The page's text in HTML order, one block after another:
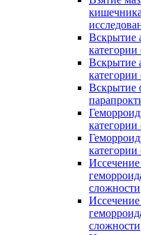
Вскрытие
Вскрытие
Вскрытие
сложности
сложности